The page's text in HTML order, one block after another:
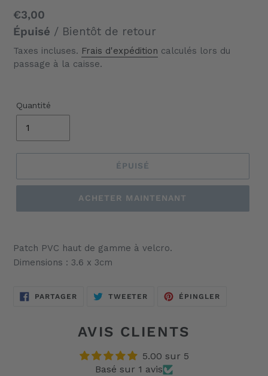
Prix
normal
€3,00
Épuisé / Bientôt de retour
Taxes incluses. Frais d'expédition calculés lors du
passage à la caisse.
Quantité
ÉPUISÉ
ACHETER MAINTENANT
à
panier
Patch PVC haut de gamme à velcro.
Dimensions : 3.6 x 3cm
PARTAGERPARTAGERTWEETER TWEETERÉPINGLER
AVIS CLIENTS
5.00 sur 5
Basé sur 1 avis